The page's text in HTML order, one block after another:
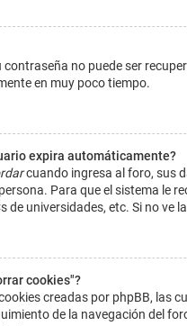
contraseña no puede ser
en muy poco tiempo.
expira automáticamente?
cuando ingresa al foro, sus
Para que el sistema le
de universidades, etc. Si no
cookies"?
creadas por phpBB, las
de la navegación del